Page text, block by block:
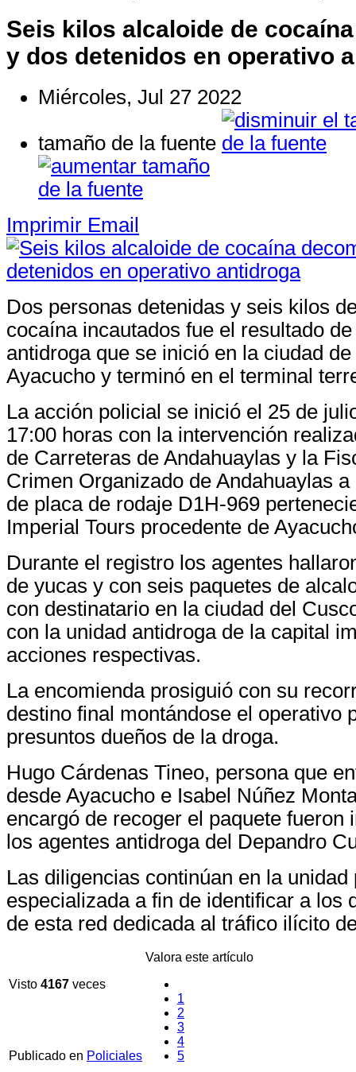
Seis kilos alcaloide de
y dos detenidos en operativo
Miércoles, Jul 27 2022
tamaño de la fuente
Imprimir Email
Dos personas detenidas y seis kilos
cocaína incautados fue el resultado
antidroga que se inició en la ciudad
Ayacucho y terminó en el terminal
La acción policial se inició el 25 de
17:00 horas con la intervención
de Carreteras de Andahuaylas y la
Crimen Organizado de Andahuaylas
de placa de rodaje D1H-969
Imperial Tours procedente de
Durante el registro los agentes
de yucas y con seis paquetes de
con destinatario en la ciudad del
con la unidad antidroga de la capital
acciones respectivas.
La encomienda prosiguió con su
destino final montándose el operativo
presuntos dueños de la droga.
Hugo Cárdenas Tineo, persona que
desde Ayacucho e Isabel Núñez
encargó de recoger el paquete fueron
los agentes antidroga del Depandro
Las diligencias continúan en la unidad
especializada a fin de identificar a los
de esta red dedicada al tráfico ilícito
Visto 4167 veces
Valora este artículo
1
2
3
4
5
Publicado en Policiales